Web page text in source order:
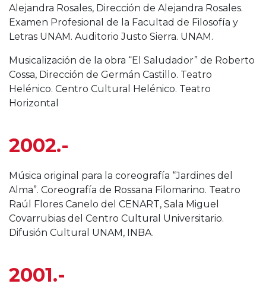
Alejandra Rosales, Dirección de Alejandra Rosales.
Examen Profesional de la Facultad de Filosofía y
Letras UNAM. Auditorio Justo Sierra. UNAM.
Musicalización de la obra “El Saludador” de Roberto
Cossa, Dirección de Germán Castillo. Teatro
Helénico. Centro Cultural Helénico. Teatro
Horizontal
2002.-
Música original para la coreografía “Jardines del
Alma”. Coreografía de Rossana Filomarino. Teatro
Raúl Flores Canelo del CENART, Sala Miguel
Covarrubias del Centro Cultural Universitario.
Difusión Cultural UNAM, INBA.
2001.-